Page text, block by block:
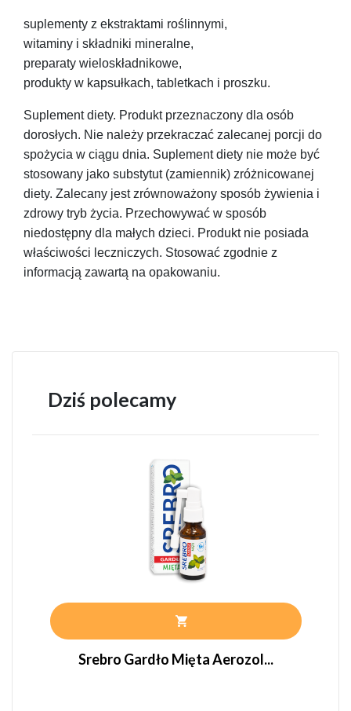
Dziś polecamy
Srebro Gardło Mięta Aerozol...
suplementy z ekstraktami roślinnymi,
witaminy i składniki mineralne,
preparaty wieloskładnikowe,
produkty w kapsułkach, tabletkach i proszku.
Suplement diety. Produkt przeznaczony dla osób
dorosłych. Nie należy przekraczać zalecanej porcji do
spożycia w ciągu dnia. Suplement diety nie może być
stosowany jako substytut (zamiennik) zróżnicowanej
diety. Zalecany jest zrównoważony sposób żywienia i
zdrowy tryb życia. Przechowywać w sposób
niedostępny dla małych dzieci. Produkt nie posiada
właściwości leczniczych. Stosować zgodnie z
informacją zawartą na opakowaniu.